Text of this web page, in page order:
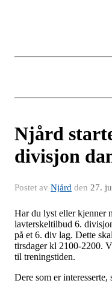
Njård
divisjon
Postet av Njård den 27.
Har du lyst eller kjenner
lavterskeltilbud 6.
på et 6. div lag. Dette
tirsdager kl 2100-2200.
til treningstiden.
Dere som er